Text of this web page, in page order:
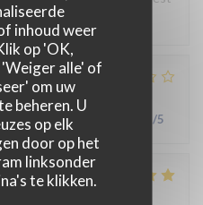
inhoud weer
op 'OK,
'Weiger alle' of
om uw
beheren. U
op elk
door op het
linksonder
te klikken.
: 2/5 Kwaliteit / Prijs /5